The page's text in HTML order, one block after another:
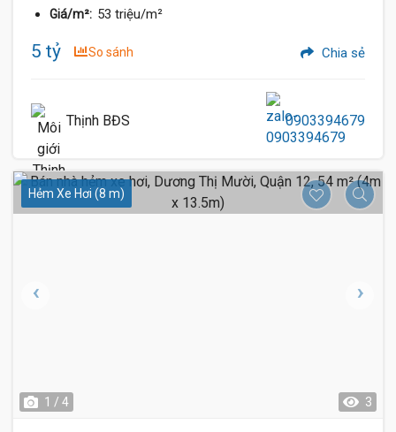
Giá/m²: 53 triệu/m²
5 tỷ So sánh Chia sẻ
Thịnh BĐS 0903394679
Hẻm Xe Hơi (8 m)
1 / 4 3